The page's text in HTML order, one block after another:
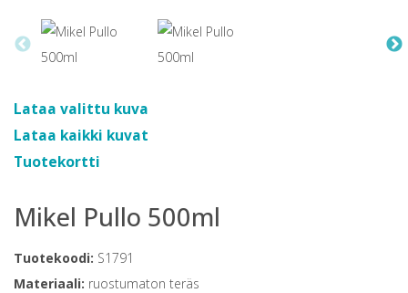
Lataa valittu kuva
Lataa kaikki kuvat
Tuotekortti
Mikel Pullo 500ml
Tuotekoodi: S1791
Materiaali: ruostumaton teräs